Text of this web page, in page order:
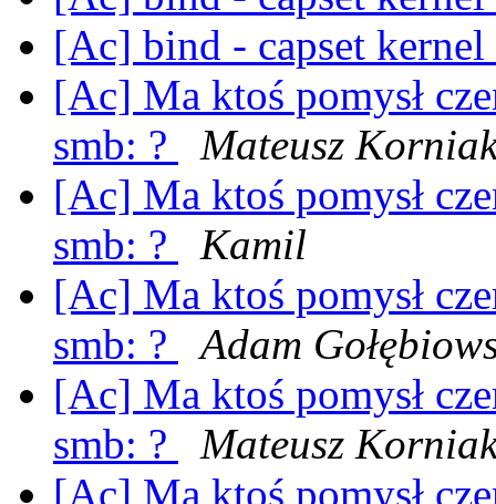
[Ac] bind - capset
[Ac] Ma ktoś pomysł
smb: ?
Mateusz
[Ac] Ma ktoś pomysł
smb: ?
Kamil
[Ac] Ma ktoś pomysł
smb: ?
Adam
[Ac] Ma ktoś pomysł
smb: ?
Mateusz
[Ac] Ma ktoś pomysł